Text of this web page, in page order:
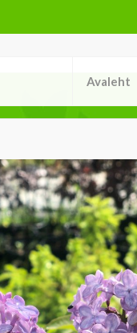
Avaleht